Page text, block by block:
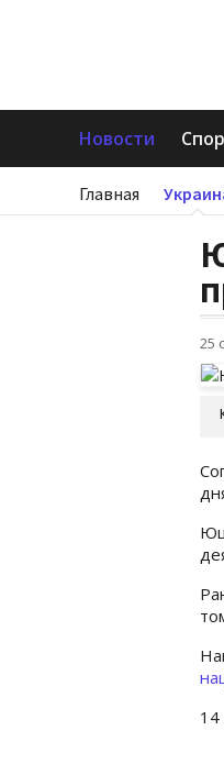
Новости
Главная
25
14